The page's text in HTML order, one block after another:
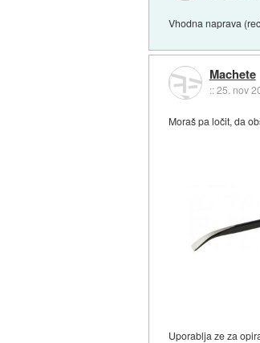
Vhodna naprava
Machete
::25. nov
Moraš pa ločit, da
Uporablja ze za